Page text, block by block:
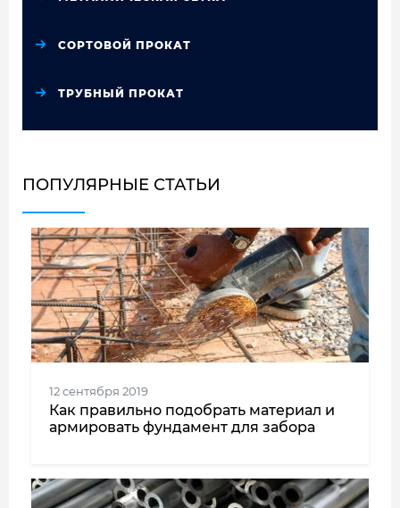
СОРТОВОЙ ПРОКАТ
ТРУБНЫЙ ПРОКАТ
ПОПУЛЯРНЫЕ СТАТЬИ
12 сентября 2019
Как правильно подобрать материал и
армировать фундамент для забора